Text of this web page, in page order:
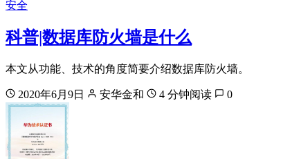
安全
科普|数据库防火墙是什么
本文从功能、技术的角度简要介绍数据库防火墙。
2020年6月9日 安华金和 4 分钟阅读 0